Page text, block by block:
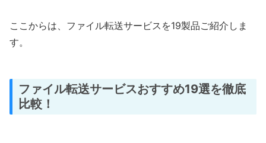
ここからは、ファイル転送サービスを19製品ご紹介しま
す。
ファイル転送サービスおすすめ19選を徹底
比較！